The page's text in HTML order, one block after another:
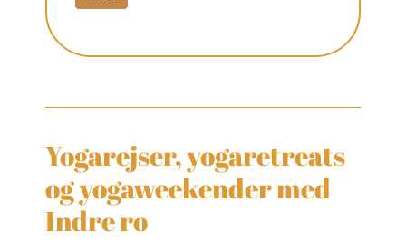
Yogarejser, yogaretreats
og yogaweekender med
Indre ro